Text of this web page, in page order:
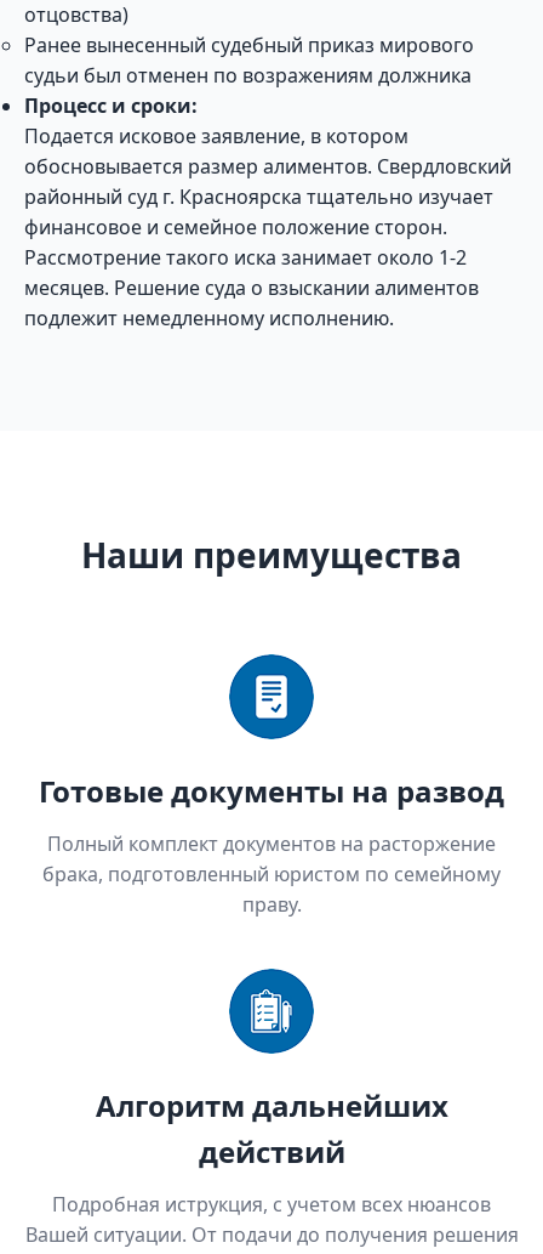
отцовства)
Ранее вынесенный судебный приказ мирового
судьи был отменен по возражениям должника
Процесс и сроки:
Подается исковое заявление, в котором
обосновывается размер алиментов. Свердловский
районный суд г. Красноярска тщательно изучает
финансовое и семейное положение сторон.
Рассмотрение такого иска занимает около 1-2
месяцев. Решение суда о взыскании алиментов
подлежит немедленному исполнению.
Наши преимущества
Готовые документы на развод
Полный комплект документов на расторжение
брака, подготовленный юристом по семейному
праву.
Алгоритм дальнейших
действий
Подробная иструкция, с учетом всех нюансов
Вашей ситуации. От подачи до получения решения